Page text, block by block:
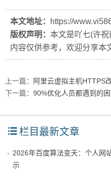
本文地址：
https://
版权声明： 本文是吖七(许祝
内容仅供参考，欢迎分享本
上一篇：
阿里云虚拟主机HTTPS
下一篇： 90%优化人员都遇到的
栏目最新文章
2026年百度算法变天：个人网
示